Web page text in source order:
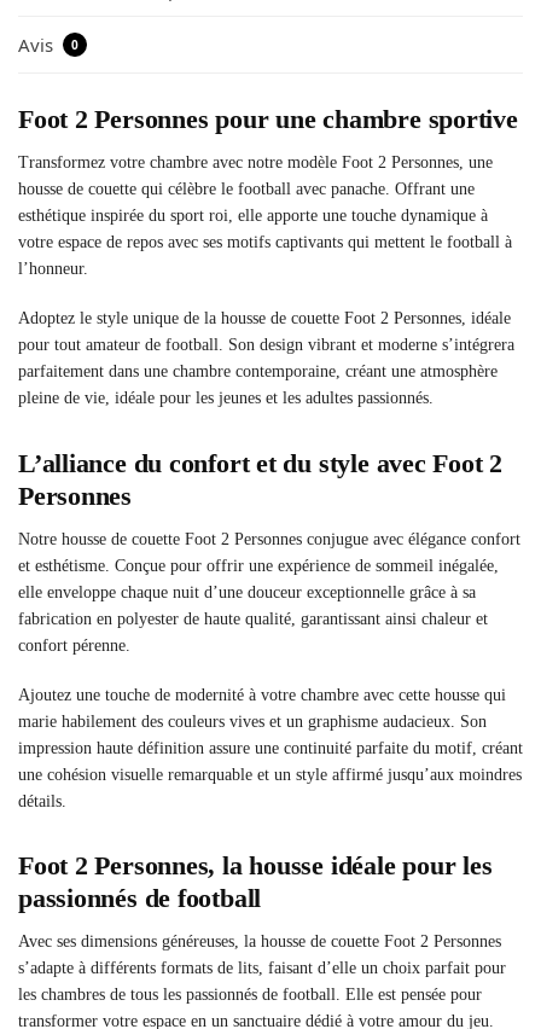
Avis 0
Foot 2 Personnes pour une chambre sportive
Transformez votre chambre avec notre modèle Foot 2 Personnes, une
housse de couette qui célèbre le football avec panache. Offrant une
esthétique inspirée du sport roi, elle apporte une touche dynamique à
votre espace de repos avec ses motifs captivants qui mettent le football à
l’honneur.
Adoptez le style unique de la housse de couette Foot 2 Personnes, idéale
pour tout amateur de football. Son design vibrant et moderne s’intégrera
parfaitement dans une chambre contemporaine, créant une atmosphère
pleine de vie, idéale pour les jeunes et les adultes passionnés.
L’alliance du confort et du style avec Foot 2
Personnes
Notre housse de couette Foot 2 Personnes conjugue avec élégance confort
et esthétisme. Conçue pour offrir une expérience de sommeil inégalée,
elle enveloppe chaque nuit d’une douceur exceptionnelle grâce à sa
fabrication en polyester de haute qualité, garantissant ainsi chaleur et
confort pérenne.
Ajoutez une touche de modernité à votre chambre avec cette housse qui
marie habilement des couleurs vives et un graphisme audacieux. Son
impression haute définition assure une continuité parfaite du motif, créant
une cohésion visuelle remarquable et un style affirmé jusqu’aux moindres
détails.
Foot 2 Personnes, la housse idéale pour les
passionnés de football
Avec ses dimensions généreuses, la housse de couette Foot 2 Personnes
s’adapte à différents formats de lits, faisant d’elle un choix parfait pour
les chambres de tous les passionnés de football. Elle est pensée pour
transformer votre espace en un sanctuaire dédié à votre amour du jeu.